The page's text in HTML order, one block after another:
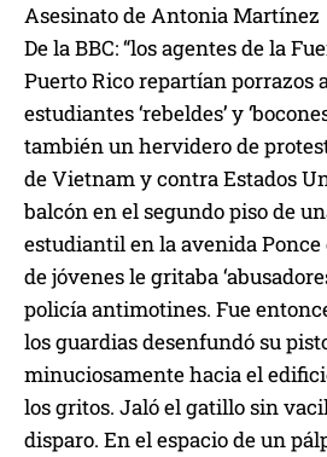
Asesinato de Antonia Martínez
De la BBC: “los agentes de la
Puerto Rico repartían porrazos
estudiantes ‘rebeldes’ y
también un hervidero de
de Vietnam y contra Estados
balcón en el segundo piso de
estudiantil en la avenida Ponce
de jóvenes le gritaba
policía antimotines. Fue
los guardias desenfundó su
minuciosamente hacia el
los gritos. Jaló el gatillo sin
disparo. En el espacio de un